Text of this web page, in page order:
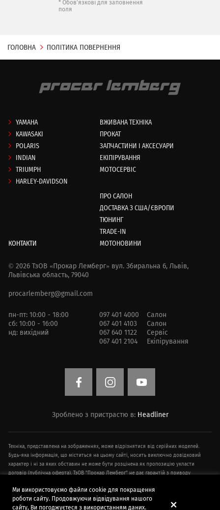
* Обов'язкові для заповнення
поля
ГОЛОВНА ПОЛІТИКА ПОВЕРНЕННЯ
YAMAHA
KAWASAKI
POLARIS
INDIAN
TRIUMPH
HARLEY-DAVIDSON
ВЖИВАНА ТЕХНІКА
ПРОКАТ
ЗАПЧАСТИНИ І АКСЕСУАРИ
ЕКІПІРУВАННЯ
МОТОСЕРВІС
ПРО САЛОН
ДОСТАВКА З США/ЄВРОПИ
ТЮНИНГ
TRADE-IN
МОТОНОВИНИ
КОНТАКТИ
© 2026 ТзОВ «Прокар Лемберг» вул. Збиральна 6, Львів,
Львівська область, 79040
procarlemberg@gmail.com
пн-пт: 10:00 - 18:00
сб: 10:00 - 16:00
нд: вихідний
097 401 4000
Салон
067 401 4103
Салон
067 640 1122
Сервіс
067 401 2104
Екіпірування
Зроблено з пристрастю в: Headliner
Техніка, представлена ​​на зображеннях, може відрізнятися від серійних моделей.
Будь-яка інформація, що міститься на цьому сайті, носить виключно довідковий
характер і ні за яких обставин не може бути розцінена як пропозицію укласти
договір (публічна оферта). ТзОВ "Прокар Лемберг" не дає гарантій з приводу
техніки, інформація про додаткове обладнання, умови придбання, ціни,
спецпропозиції і комплектації техніки, зазначені на сайті, наведені в
демонстраційних цілях і можуть бути змінені в будь-який час без попереднього
Ми використовуємо файли cookie для покращення
роботи сайту. Продовжуючи відвідування нашого
сайту, Ви погоджуєтеся з використанням даних.